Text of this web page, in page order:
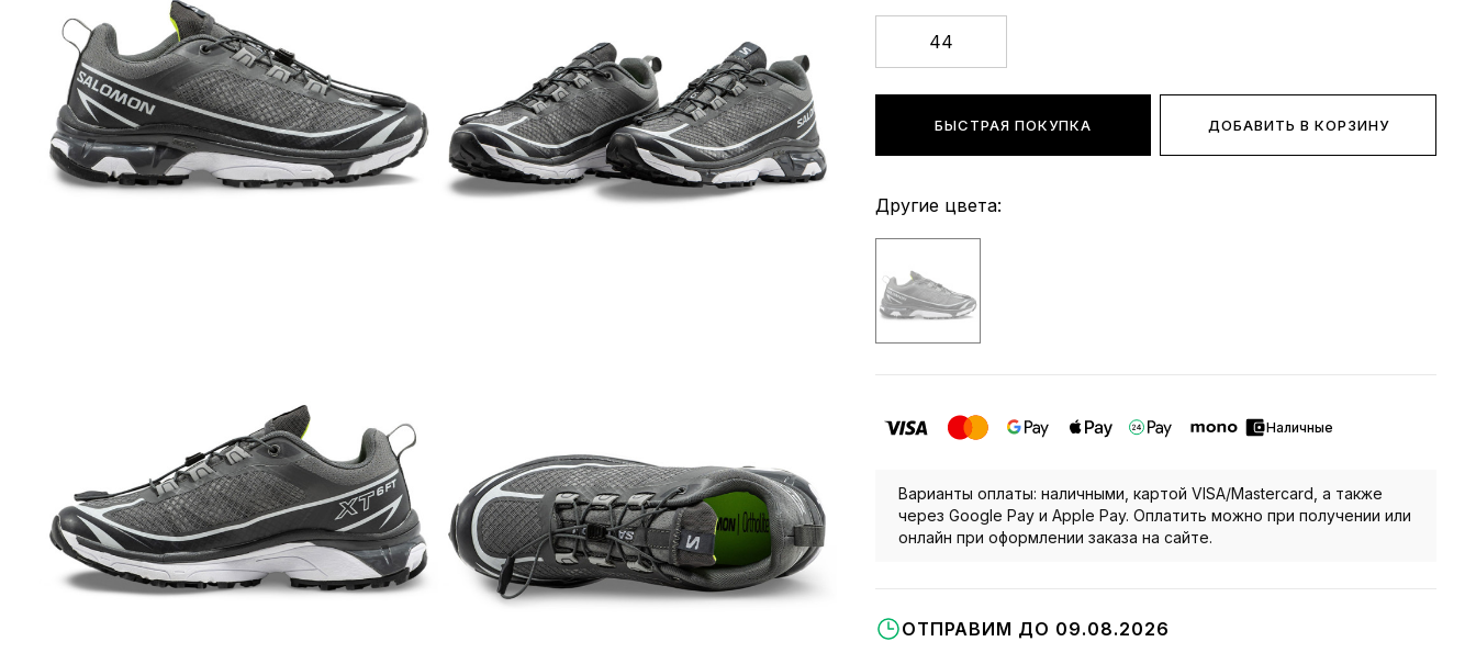
44
БЫСТРАЯ ПОКУПКА ДОБАВИТЬ В КОРЗИНУ
Другие цвета:
Наличные
Варианты оплаты: наличными, картой VISA/Mastercard, а также
через Google Pay и Apple Pay. Оплатить можно при получении или
онлайн при оформлении заказа на сайте.
ОТПРАВИМ ДО 09.08.2026